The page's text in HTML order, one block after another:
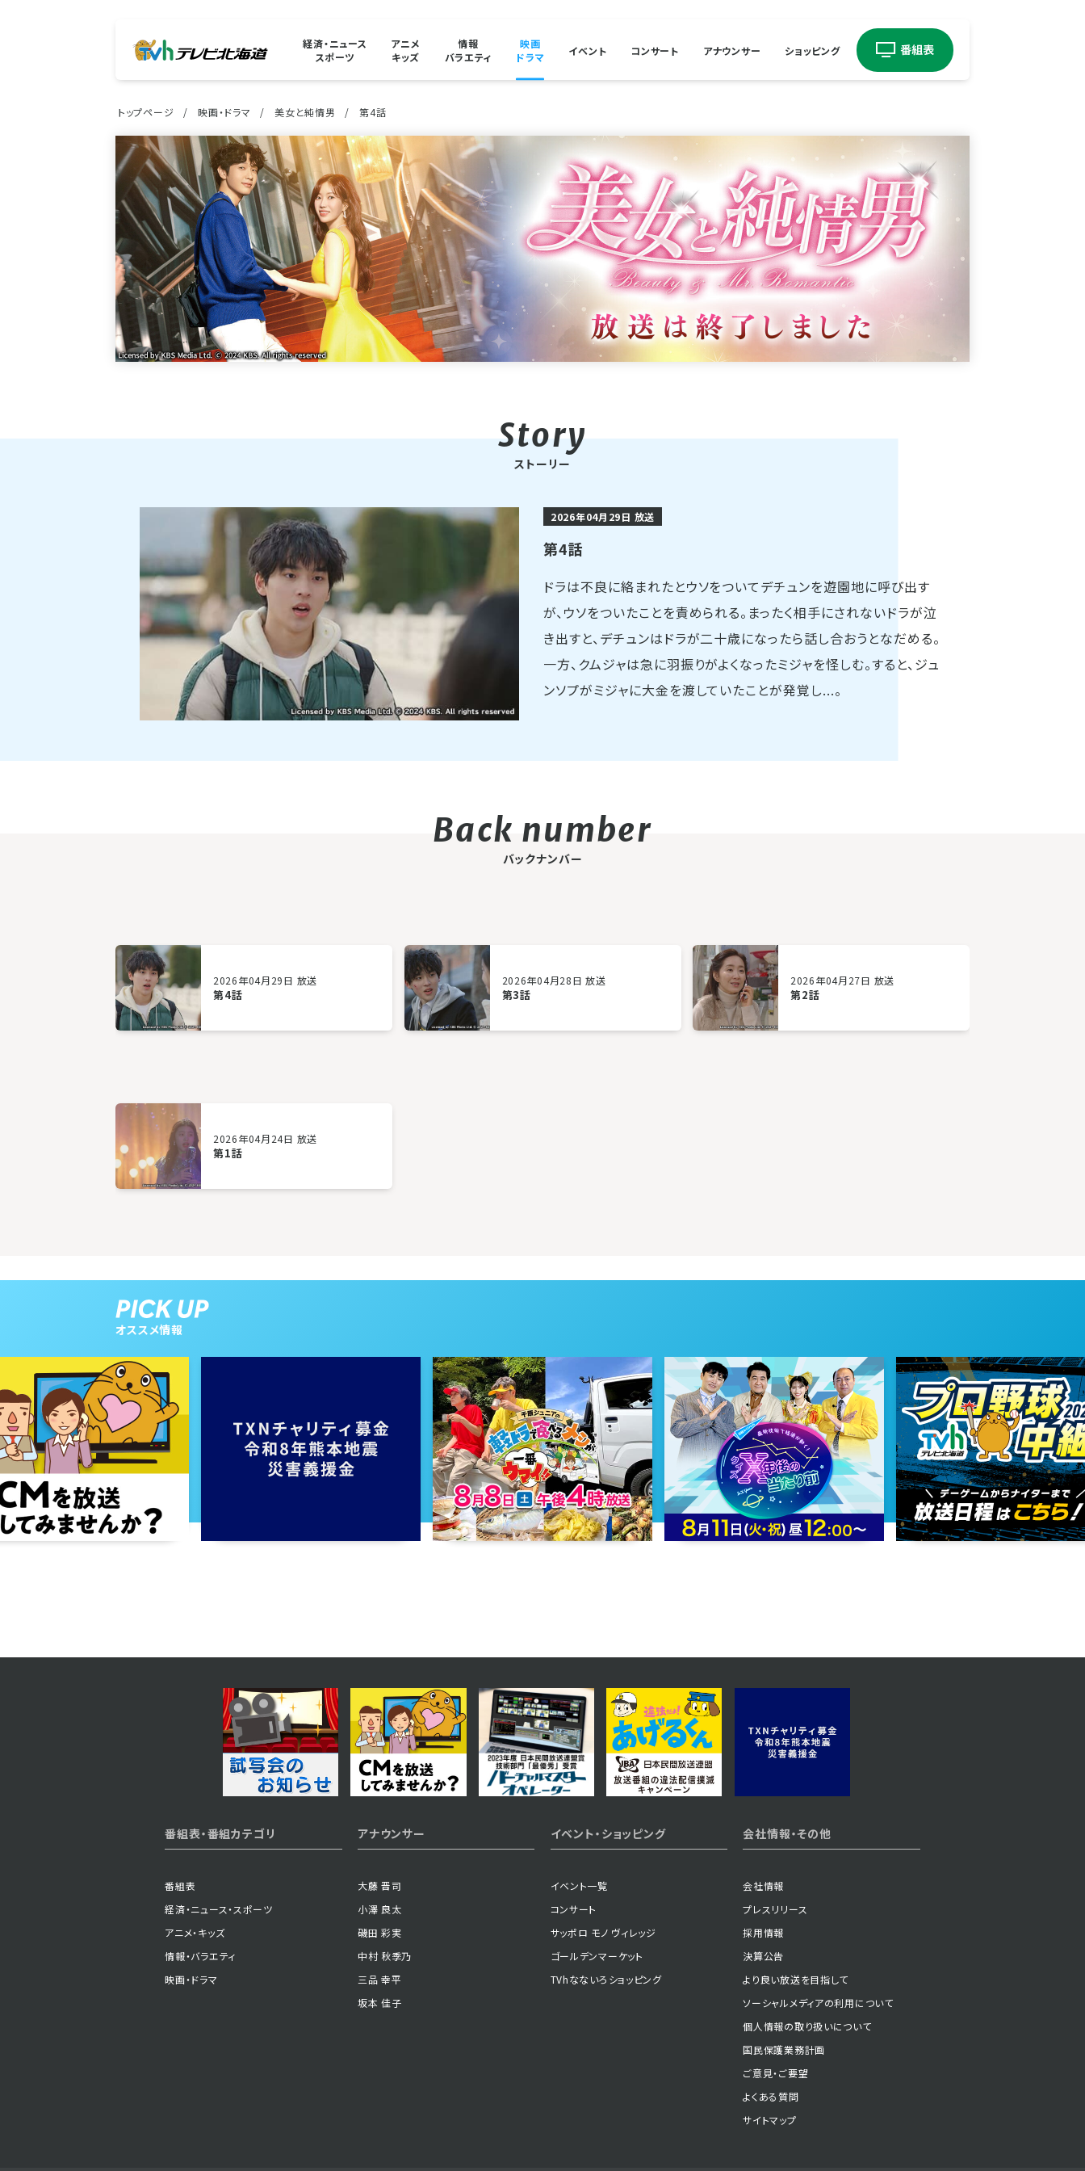
経済・ニュース
スポーツ
アニメ
キッズ
情報
バラエティ
映画
ドラマ
イベント コンサート アナウンサー ショッピング
トップページ 映画・ドラマ 美女と純情男 第4話
ストーリー
2026年04月29日 放送
第4話
ドラは不良に絡まれたとウソをついてデチュンを遊園地に呼び出す
が、ウソをついたことを責められる。まったく相手にされないドラが泣
き出すと、デチュンはドラが二十歳になったら話し合おうとなだめる。
一方、クムジャは急に羽振りがよくなったミジャを怪しむ。すると、ジュ
ンソプがミジャに大金を渡していたことが発覚し...。
バックナンバー
2026年04月29日 放送
第4話
2026年04月28日 放送
第3話
2026年04月27日 放送
第2話
2026年04月24日 放送
第1話
オススメ情報
番組表・番組カテゴリ
番組表
経済・ニュース・スポーツ
アニメ・キッズ
情報・バラエティ
映画・ドラマ
アナウンサー
大藤 晋司
小澤 良太
磯田 彩実
中村 秋季乃
三品 幸平
坂本 佳子
イベント・ショッピング
イベント一覧
コンサート
サッポロ モノ ヴィレッジ
ゴールデンマーケット
TVhなないろショッピング
会社情報・その他
会社情報
プレスリリース
採用情報
決算公告
より良い放送を目指して
ソーシャルメディアの利用について
個人情報の取り扱いについて
国民保護業務計画
ご意見・ご要望
よくある質問
サイトマップ